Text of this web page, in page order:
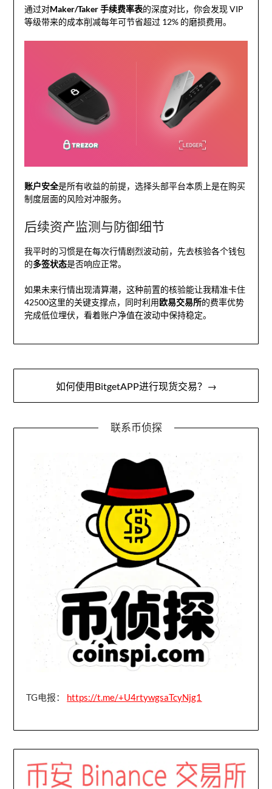
通过对Maker/Taker 手续费率表的深度对比，你会发现 VIP
等级带来的成本削减每年可节省超过 12% 的磨损费用。
账户安全是所有收益的前提，选择头部平台本质上是在购买
制度层面的风险对冲服务。
后续资产监测与防御细节
我平时的习惯是在每次行情剧烈波动前，先去核验各个钱包
的多签状态是否响应正常。
如果未来行情出现清算潮，这种前置的核验能让我精准卡住
42500这里的关键支撑点，同时利用欧易交易所的费率优势
完成低位埋伏，看着账户净值在波动中保持稳定。
文
章
如何使用BitgetAPP进行现货交易？→
联系币侦探
TG电报： https://t.me/+U4rtywgsaTcyNjg1